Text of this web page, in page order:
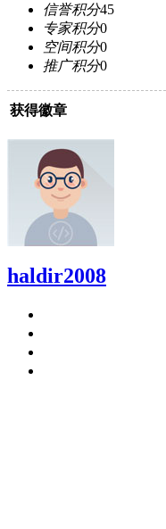
信誉积分45
专家积分0
空间积分0
推广积分0
获得徽章
haldir2008